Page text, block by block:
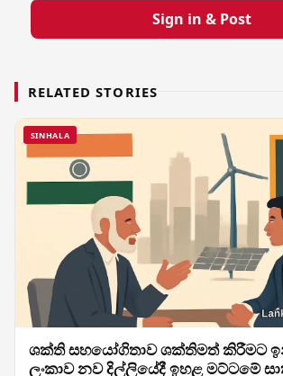
Sign in & Post
RELATED STORIES
SINHALA
ශක්ති සහයෝගිතාව ශක්තිමත් කිරීමට
ලංකාව නව දිල්ලියේදී ඉහළ මට්ටමේ